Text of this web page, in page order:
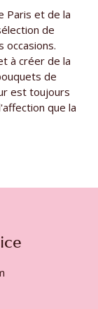
Paris et de la
de
à créer de la
de
est toujours
que la